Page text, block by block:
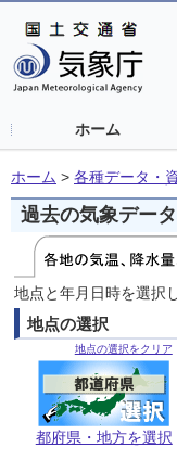
ホーム
ホーム > 各種データ・
過去の気象デー
地点と年月日時を選択
地点の選択
地点の選択をクリア
都府県・地方を選択